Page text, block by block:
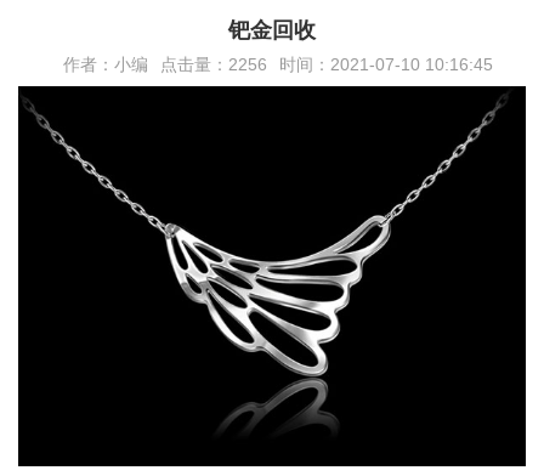
钯金回收
作者： 小编 点击量： 2256 时间： 2021-07-10 10:16:45